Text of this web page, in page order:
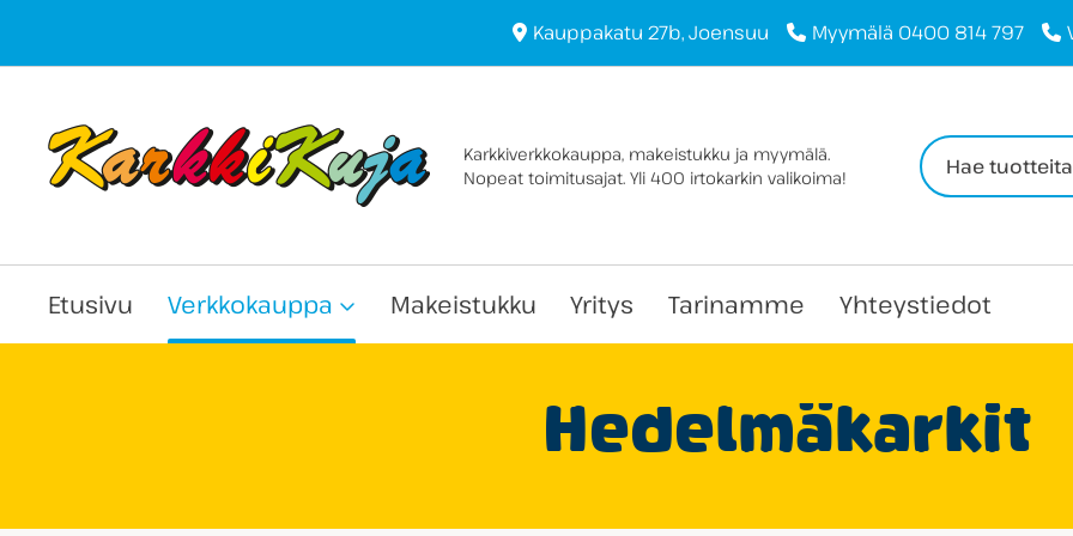
Kauppakatu 27b, Joensuu Myymälä 0400 814 797
Karkkiverkkokauppa, makeistukku ja myymälä.
Nopeat toimitusajat. Yli 400 irtokarkin valikoima!
Haku:
Etusivu Verkkokauppa Makeistukku Yritys Tarinamme Yhteystiedot
Hedelmäkarkit